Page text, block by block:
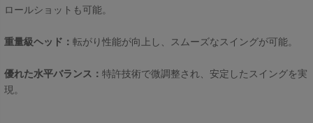
ロールショットも可能。
重量級ヘッド： 転がり性能が向上し、スムーズなスイングが可能。
優れた水平バランス： 特許技術で微調整され、安定したスイングを実
現。